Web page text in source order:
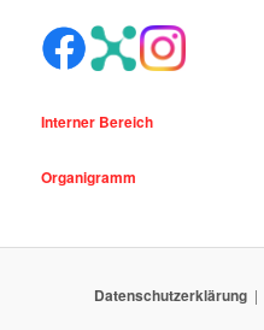
Interner Bereich
Organigramm
Datenschutzerklärung